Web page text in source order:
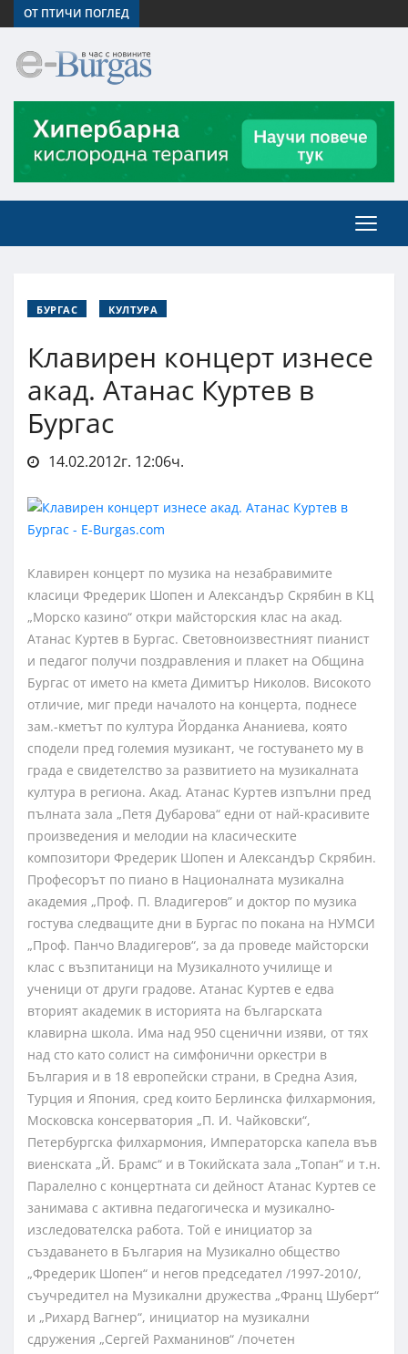
ОТ ПТИЧИ ПОГЛЕД
БУРГАС КУЛТУРА
Клавирен концерт изнесе
акад. Атанас Куртев в
Бургас
14.02.2012г. 12:06ч.
Клавирен концерт по музика на незабравимите
класици Фредерик Шопен и Александър Скрябин в КЦ
„Морско казино“ откри майсторския клас на акад.
Атанас Куртев в Бургас. Световноизвестният пианист
и педагог получи поздравления и плакет на Община
Бургас от името на кмета Димитър Николов. Високото
отличие, миг преди началото на концерта, поднесе
зам.-кметът по култура Йорданка Ананиева, която
сподели пред големия музикант, че гостуването му в
града е свидетелство за развитието на музикалната
култура в региона. Акад. Атанас Куртев изпълни пред
пълната зала „Петя Дубарова“ едни от най-красивите
произведения и мелодии на класическите
композитори Фредерик Шопен и Александър Скрябин.
Професорът по пиано в Националната музикална
академия „Проф. П. Владигеров” и доктор по музика
гостува следващите дни в Бургас по покана на НУМСИ
„Проф. Панчо Владигеров“, за да проведе майсторски
клас с възпитаници на Музикалното училище и
ученици от други градове. Атанас Куртев е едва
вторият академик в историята на българската
клавирна школа. Има над 950 сценични изяви, от тях
над сто като солист на симфонични оркестри в
България и в 18 европейски страни, в Средна Азия,
Турция и Япония, сред които Берлинска филхармония,
Московска консерватория „П. И. Чайковски“,
Петербургска филхармония, Императорска капела във
виенската „Й. Брамс“ и в Токийската зала „Топан“ и т.н.
Паралелно с концертната си дейност Атанас Куртев се
занимава с активна педагогическа и музикално-
изследователска работа. Той е инициатор за
създаването в България на Музикално общество
„Фредерик Шопен“ и негов председател /1997-2010/,
съучредител на Музикални дружества „Франц Шуберт“
и „Рихард Вагнер“, инициатор на музикални
сдружения „Сергей Рахманинов“ /почетен